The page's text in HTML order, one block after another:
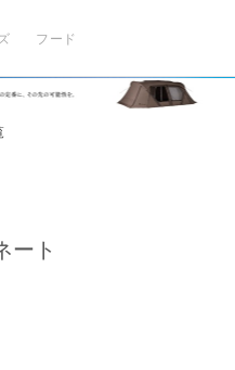
フード
ート